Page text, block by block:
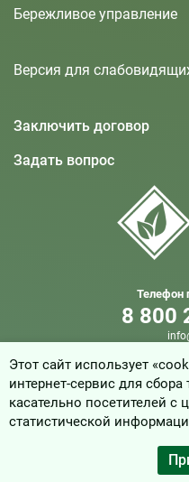
Бережливое управление
Версия для
Заключить договор
Задать вопрос
Телефон
8 800
© 2025, ООО «Центр
Белгородской области
Этот сайт использует
интернет-сервис для
касательно посетителей с
статистической